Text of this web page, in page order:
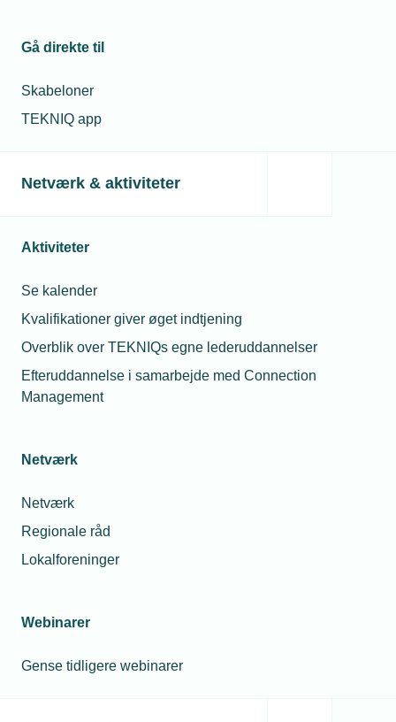
Gå direkte til
Skabeloner
TEKNIQ app
Netværk & aktiviteter
Aktiviteter
Se kalender
Kvalifikationer giver øget indtjening
Overblik over TEKNIQs egne lederuddannelser
Efteruddannelse i samarbejde med Connection
Management
Netværk
Netværk
Regionale råd
Lokalforeninger
Webinarer
Gense tidligere webinarer